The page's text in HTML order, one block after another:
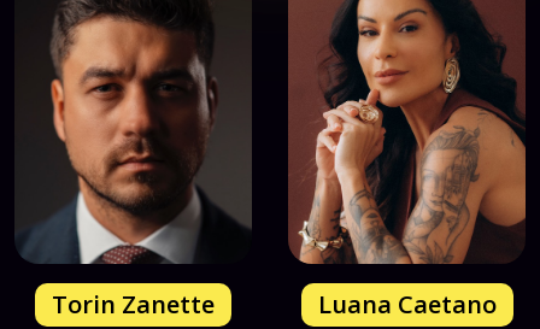
Torin Zanette Luana Caetano